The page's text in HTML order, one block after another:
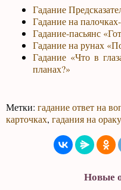
Гадание
Гадание на
Гадание-пасьянс
Гадание на рунах
Гадание «Что в
планах?»
Метки:гадание ответ на
карточках,гадания на
Новые